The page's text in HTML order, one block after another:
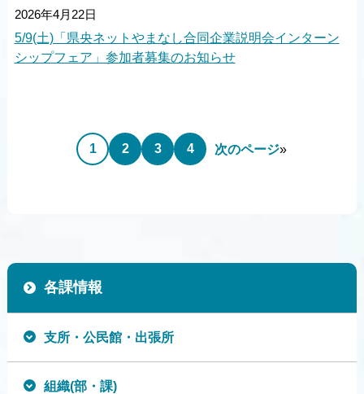
2026年4月22日
5/9(土)「県央ネットやまなし合同企業説明会インターン
シップフェア」参加者募集のお知らせ
1 2 3 4 次のページ»
各課情報
支所・公民館・出張所
組織(部・課)